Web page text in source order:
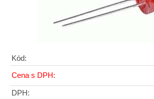
Kód:
Cena s DPH:
DPH: